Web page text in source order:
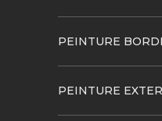
PEINTURE
PEINTURE